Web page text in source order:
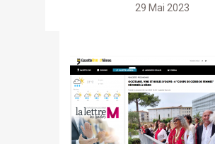
29 Mai 2023